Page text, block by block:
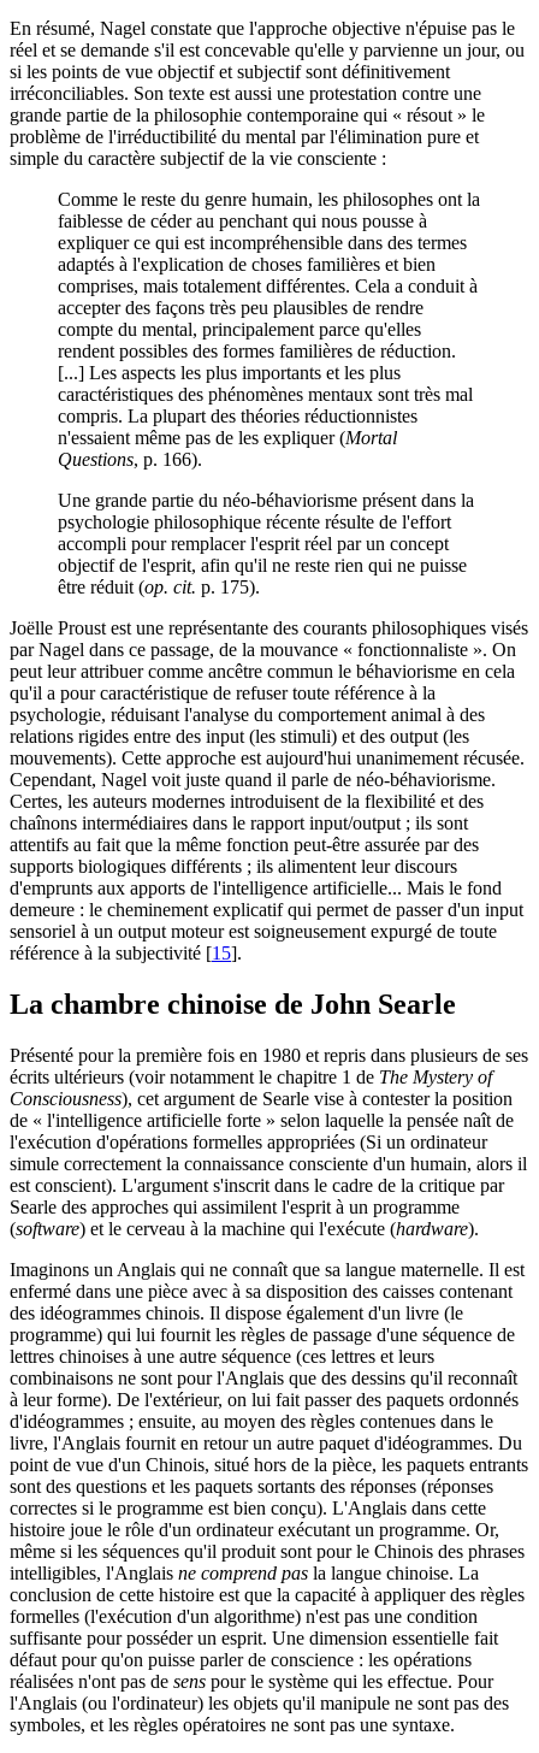
En résumé, Nagel constate que l'approche objective n'épuise pas le
réel et se demande s'il est concevable qu'elle y parvienne un jour, ou
si les points de vue objectif et subjectif sont définitivement
irréconciliables. Son texte est aussi une protestation contre une
grande partie de la philosophie contemporaine qui « résout » le
problème de l'irréductibilité du mental par l'élimination pure et
simple du caractère subjectif de la vie consciente :
Comme le reste du genre humain, les philosophes ont la
faiblesse de céder au penchant qui nous pousse à
expliquer ce qui est incompréhensible dans des termes
adaptés à l'explication de choses familières et bien
comprises, mais totalement différentes. Cela a conduit à
accepter des façons très peu plausibles de rendre
compte du mental, principalement parce qu'elles
rendent possibles des formes familières de réduction.
[...] Les aspects les plus importants et les plus
caractéristiques des phénomènes mentaux sont très mal
compris. La plupart des théories réductionnistes
n'essaient même pas de les expliquer (Mortal
Questions, p. 166).
Une grande partie du néo-béhaviorisme présent dans la
psychologie philosophique récente résulte de l'effort
accompli pour remplacer l'esprit réel par un concept
objectif de l'esprit, afin qu'il ne reste rien qui ne puisse
être réduit (op. cit. p. 175).
Joëlle Proust est une représentante des courants philosophiques visés
par Nagel dans ce passage, de la mouvance « fonctionnaliste ». On
peut leur attribuer comme ancêtre commun le béhaviorisme en cela
qu'il a pour caractéristique de refuser toute référence à la
psychologie, réduisant l'analyse du comportement animal à des
relations rigides entre des input (les stimuli) et des output (les
mouvements). Cette approche est aujourd'hui unanimement récusée.
Cependant, Nagel voit juste quand il parle de néo-béhaviorisme.
Certes, les auteurs modernes introduisent de la flexibilité et des
chaînons intermédiaires dans le rapport input/output ; ils sont
attentifs au fait que la même fonction peut-être assurée par des
supports biologiques différents ; ils alimentent leur discours
d'emprunts aux apports de l'intelligence artificielle... Mais le fond
demeure : le cheminement explicatif qui permet de passer d'un input
sensoriel à un output moteur est soigneusement expurgé de toute
référence à la subjectivité [15].
La chambre chinoise de John Searle
Présenté pour la première fois en 1980 et repris dans plusieurs de ses
écrits ultérieurs (voir notamment le chapitre 1 de The Mystery of
Consciousness), cet argument de Searle vise à contester la position
de « l'intelligence artificielle forte » selon laquelle la pensée naît de
l'exécution d'opérations formelles appropriées (Si un ordinateur
simule correctement la connaissance consciente d'un humain, alors il
est conscient). L'argument s'inscrit dans le cadre de la critique par
Searle des approches qui assimilent l'esprit à un programme
(software) et le cerveau à la machine qui l'exécute (hardware).
Imaginons un Anglais qui ne connaît que sa langue maternelle. Il est
enfermé dans une pièce avec à sa disposition des caisses contenant
des idéogrammes chinois. Il dispose également d'un livre (le
programme) qui lui fournit les règles de passage d'une séquence de
lettres chinoises à une autre séquence (ces lettres et leurs
combinaisons ne sont pour l'Anglais que des dessins qu'il reconnaît
à leur forme). De l'extérieur, on lui fait passer des paquets ordonnés
d'idéogrammes ; ensuite, au moyen des règles contenues dans le
livre, l'Anglais fournit en retour un autre paquet d'idéogrammes. Du
point de vue d'un Chinois, situé hors de la pièce, les paquets entrants
sont des questions et les paquets sortants des réponses (réponses
correctes si le programme est bien conçu). L'Anglais dans cette
histoire joue le rôle d'un ordinateur exécutant un programme. Or,
même si les séquences qu'il produit sont pour le Chinois des phrases
intelligibles, l'Anglais ne comprend pas la langue chinoise. La
conclusion de cette histoire est que la capacité à appliquer des règles
formelles (l'exécution d'un algorithme) n'est pas une condition
suffisante pour posséder un esprit. Une dimension essentielle fait
défaut pour qu'on puisse parler de conscience : les opérations
réalisées n'ont pas de sens pour le système qui les effectue. Pour
l'Anglais (ou l'ordinateur) les objets qu'il manipule ne sont pas des
symboles, et les règles opératoires ne sont pas une syntaxe.